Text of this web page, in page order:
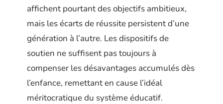
affichent pourtant des objectifs ambitieux,
mais les écarts de réussite persistent d’une
génération à l’autre. Les dispositifs de
soutien ne suffisent pas toujours à
compenser les désavantages accumulés dès
l’enfance, remettant en cause l’idéal
méritocratique du système éducatif.